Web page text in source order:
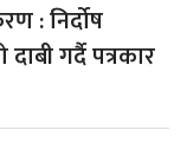
: निर्दोष
गर्दै पत्रकार